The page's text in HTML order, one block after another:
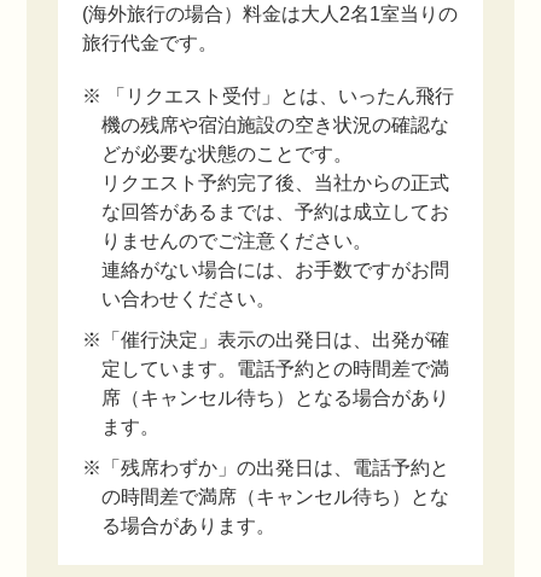
(海外旅行の場合）料金は大人2名1室当りの
旅行代金です。
※ 「リクエスト受付」とは、いったん飛行
機の残席や宿泊施設の空き状況の確認な
どが必要な状態のことです。
リクエスト予約完了後、当社からの正式
な回答があるまでは、予約は成立してお
りませんのでご注意ください。
連絡がない場合には、お手数ですがお問
い合わせください。
※「催行決定」表示の出発日は、出発が確
定しています。電話予約との時間差で満
席（キャンセル待ち）となる場合があり
ます。
※「残席わずか」の出発日は、電話予約と
の時間差で満席（キャンセル待ち）とな
る場合があります。